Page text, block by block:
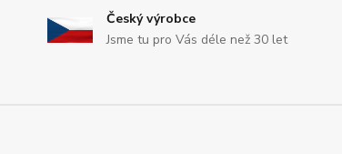
Český výrobce
Jsme tu pro Vás déle než 30 let